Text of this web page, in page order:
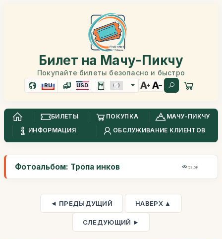
Билет на Мачу-Пикчу
Покупайте билеты безопасно и быстро
RU USD
БИЛЕТЫ ПОКУПКА
МАЧУ-ПИКЧУ
ИНФОРМАЦИЯ
ОБСЛУЖИВАНИЕ КЛИЕНТОВ
Фотоальбом: Тропа инков 53,5K
◄ ПРЕДЫДУЩИЙ НАВЕРХ ▲
СЛЕДУЮЩИЙ ►